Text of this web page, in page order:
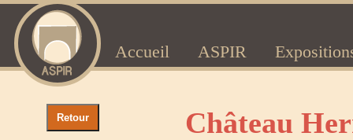
Accueil ASPIR
Château